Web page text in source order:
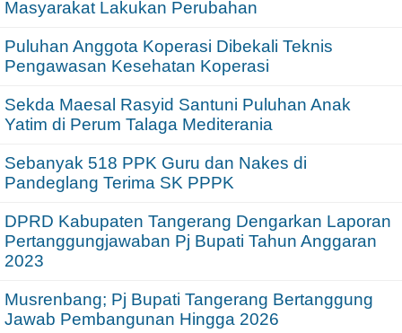
Masyarakat Lakukan Perubahan
Puluhan Anggota Koperasi Dibekali Teknis
Pengawasan Kesehatan Koperasi
Sekda Maesal Rasyid Santuni Puluhan Anak
Yatim di Perum Talaga Mediterania
Sebanyak 518 PPK Guru dan Nakes di
Pandeglang Terima SK PPPK
DPRD Kabupaten Tangerang Dengarkan Laporan
Pertanggungjawaban Pj Bupati Tahun Anggaran
2023
Musrenbang; Pj Bupati Tangerang Bertanggung
Jawab Pembangunan Hingga 2026